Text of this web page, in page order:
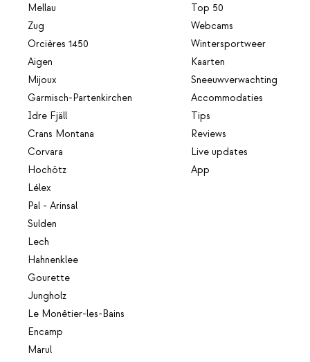
Mellau
Zug
Orcières 1450
Aigen
Mijoux
Garmisch-Partenkirchen
Idre Fjäll
Crans Montana
Corvara
Hochötz
Lélex
Pal - Arinsal
Sulden
Lech
Hahnenklee
Gourette
Jungholz
Le Monêtier-les-Bains
Encamp
Marul
Top 50
Webcams
Wintersportweer
Kaarten
Sneeuwverwachting
Accommodaties
Tips
Reviews
Live updates
App